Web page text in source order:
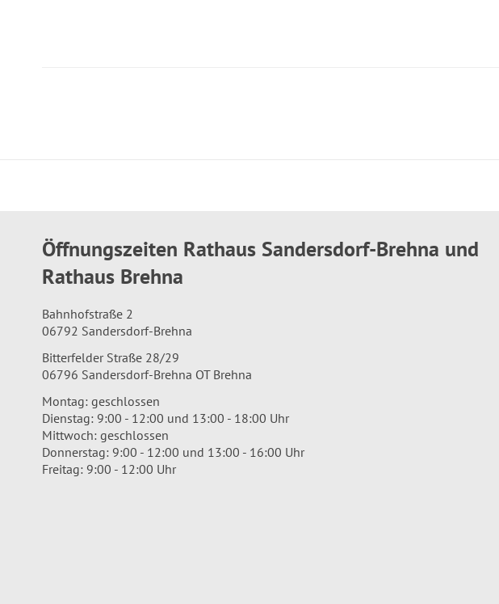
Öffnungszeiten Rathaus Sandersdorf-Brehna und
Rathaus Brehna
Bahnhofstraße 2
06792 Sandersdorf-Brehna
Bitterfelder Straße 28/29
06796 Sandersdorf-Brehna OT Brehna
Montag: geschlossen
Dienstag: 9:00 - 12:00 und 13:00 - 18:00 Uhr
Mittwoch: geschlossen
Donnerstag: 9:00 - 12:00 und 13:00 - 16:00 Uhr
Freitag: 9:00 - 12:00 Uhr